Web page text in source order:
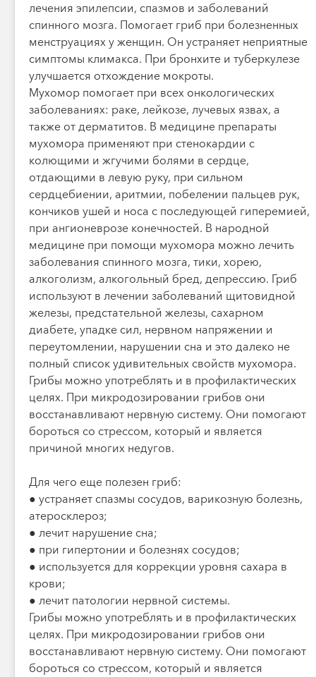
лечения эпилепсии, спазмов и заболеваний
спинного мозга. Помогает гриб при болезненных
менструациях у женщин. Он устраняет неприятные
симптомы климакса. При бронхите и туберкулезе
улучшается отхождение мокроты.
Мухомор помогает при всех онкологических
заболеваниях: раке, лейкозе, лучевых язвах, а
также от дерматитов. В медицине препараты
мухомора применяют при стенокардии с
колющими и жгучими болями в сердце,
отдающими в левую руку, при сильном
сердцебиении, аритмии, побелении пальцев рук,
кончиков ушей и носа с последующей гиперемией,
при ангионеврозе конечностей. В народной
медицине при помощи мухомора можно лечить
заболевания спинного мозга, тики, хорею,
алкоголизм, алкогольный бред, депрессию. Гриб
используют в лечении заболеваний щитовидной
железы, предстательной железы, сахарном
диабете, упадке сил, нервном напряжении и
переутомлении, нарушении сна и это далеко не
полный список удивительных свойств мухомора.
Грибы можно употреблять и в профилактических
целях. При микродозировании грибов они
восстанавливают нервную систему. Они помогают
бороться со стрессом, который и является
причиной многих недугов.
Для чего еще полезен гриб:
● устраняет спазмы сосудов, варикозную болезнь,
атеросклероз;
● лечит нарушение сна;
● при гипертонии и болезнях сосудов;
● используется для коррекции уровня сахара в
крови;
● лечит патологии нервной системы.
Грибы можно употреблять и в профилактических
целях. При микродозировании грибов они
восстанавливают нервную систему. Они помогают
бороться со стрессом, который и является